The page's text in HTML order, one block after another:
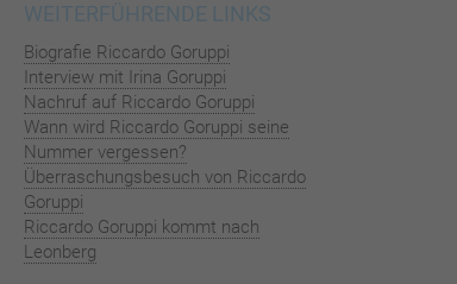
WEITERFÜHRENDE LINKS
Biografie Riccardo Goruppi
Interview mit Irina Goruppi
Nachruf auf Riccardo Goruppi
Wann wird Riccardo Goruppi seine
Nummer vergessen?
Überraschungsbesuch von Riccardo
Goruppi
Riccardo Goruppi kommt nach
Leonberg